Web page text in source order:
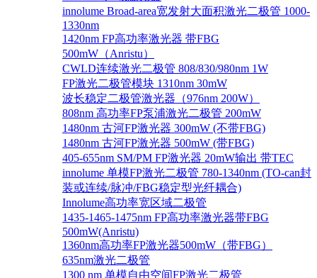
innolume Broad-area宽发射大面积激光二极管 1000-
1330nm
1420nm FP高功率激光器 带FBG
500mW（Anristu）
CWLD连续激光二极管 808/830/980nm 1W
FP激光二极管模块 1310nm 30mW
波长稳定二极管激光器（976nm 200W）
808nm 高功率FP泵浦激光二极管 200mW
1480nm 古河FP激光器 300mW (不带FBG)
1480nm 古河FP激光器 500mW (带FBG)
405-655nm SM/PM FP激光器 20mW输出 带TEC
innolume 单模FP激光二极管 780-1340nm (TO-can封
装或连续/脉冲/FBG稳定型光纤耦合)
Innolume高功率宽区域二极管
1435-1465-1475nm FP高功率激光器带FBG
500mW(Anristu)
1360nm高功率FP激光器500mW（带FBG）
635nm激光二极管
1300 nm 单模自由空间FP激光二极管